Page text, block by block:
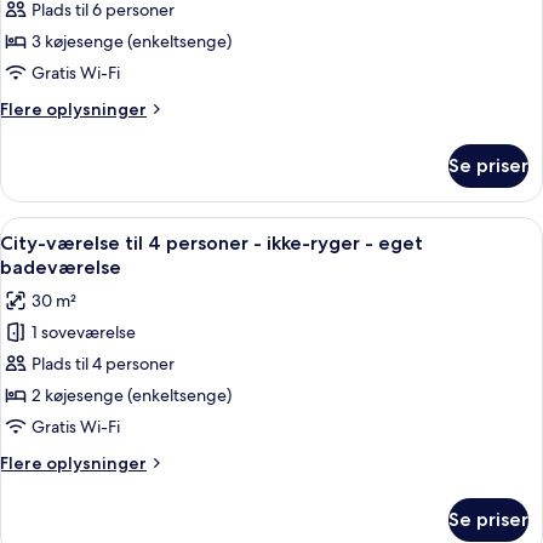
Signatur-
fælles
sovesal
ikke-
privat
badeværelse
Plads til 6 personer
3 køjesenge (enkeltsenge)
Gratis Wi-Fi
Flere oplysninger
Flere
fælles
sovesal
-
ikke-
privat
badeværelse
Se priser
Indlæs
alle
billeder
af
City-
værelse
til
4
personer
-
ryger
Et soveværelse med køjeseng,
5
City-værelse til 4 personer - ikke-ryger - eget
badeværelse
30 m²
1 soveværelse
Plads til 4 personer
2 køjesenge (enkeltsenge)
Gratis Wi-Fi
Flere oplysninger
Flere
Se priser